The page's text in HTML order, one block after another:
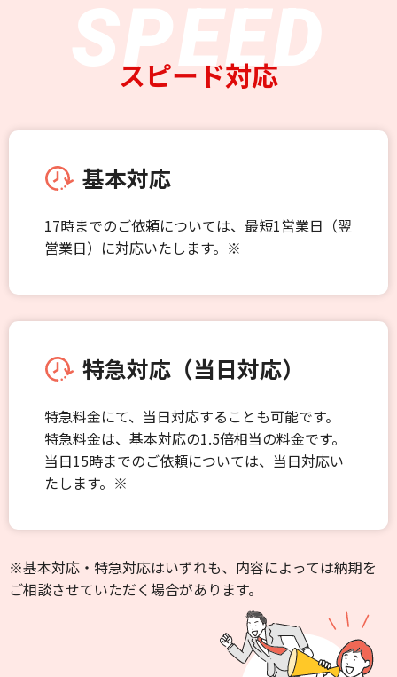
スピード対応
基本対応
17時までのご依頼については、最短1営業日（翌
営業日）に対応いたします。※
特急対応（当日対応）
特急料金にて、当日対応することも可能です。
特急料金は、基本対応の1.5倍相当の料金です。
当日15時までのご依頼については、当日対応い
たします。※
※基本対応・特急対応はいずれも、内容によっては納期を
ご相談させていただく場合があります。